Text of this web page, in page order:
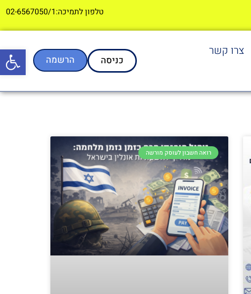
טלפון לתמיכה:02-6567050/1
צרו קשר
כניסה הרשמה
רואה חשבון לעוסק מורשה
פתח